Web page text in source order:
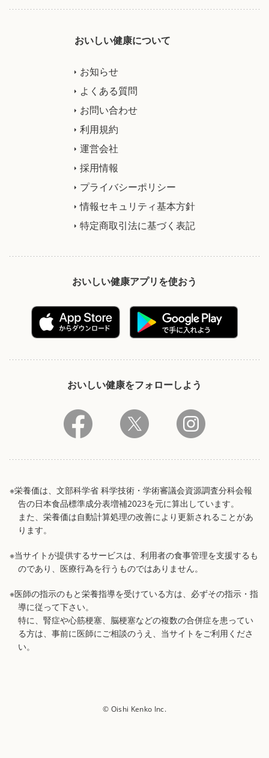
おいしい健康について
お知らせ
よくある質問
お問い合わせ
利用規約
運営会社
採用情報
プライバシーポリシー
情報セキュリティ基本方針
特定商取引法に基づく表記
おいしい健康アプリを使おう
おいしい健康をフォローしよう
※栄養価は、文部科学省 科学技術・学術審議会資源調査分科会報
告の日本食品標準成分表増補2023を元に算出しています。
また、栄養価は自動計算処理の改善により更新されることがあ
ります。
※当サイトが提供するサービスは、利用者の食事管理を支援するも
のであり、医療行為を行うものではありません。
※医師の指示のもと栄養指導を受けている方は、必ずその指示・指
導に従って下さい。
特に、腎症や心筋梗塞、脳梗塞などの複数の合併症を患ってい
る方は、事前に医師にご相談のうえ、当サイトをご利用くださ
い。
© Oishi Kenko Inc.